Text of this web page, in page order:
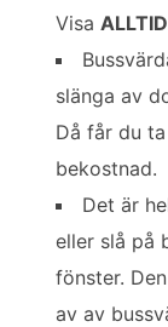
Visa ALLTID
slänga av
Då får du
bekostnad.
Det är
eller slå på
fönster.
av av